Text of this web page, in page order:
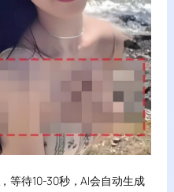
，等待10-30秒，AI会自动生成